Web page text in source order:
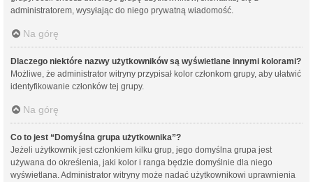
administratorem, wysyłając do niego prywatną wiadomość.
Na górę
Dlaczego niektóre nazwy użytkowników są wyświetlane innymi kolorami?
Możliwe, że administrator witryny przypisał kolor członkom grupy, aby ułatwić
identyfikowanie członków tej grupy.
Na górę
Co to jest “Domyślna grupa użytkownika”?
Jeżeli użytkownik jest członkiem kilku grup, jego domyślna grupa jest
używana do określenia, jaki kolor i ranga będzie domyślnie dla niego
wyświetlana. Administrator witryny może nadać użytkownikowi uprawnienia